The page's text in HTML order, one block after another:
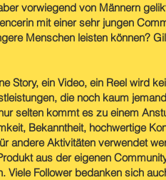
vorwiegend von Männern
mit einer sehr jungen
Menschen leisten können?
Story, ein Video, ein Reel wird
die noch kaum
selten kommt es zu einem
Bekanntheit, hochwertige
andere Aktivitäten verwendet
aus der eigenen
Viele Follower bedanken sich